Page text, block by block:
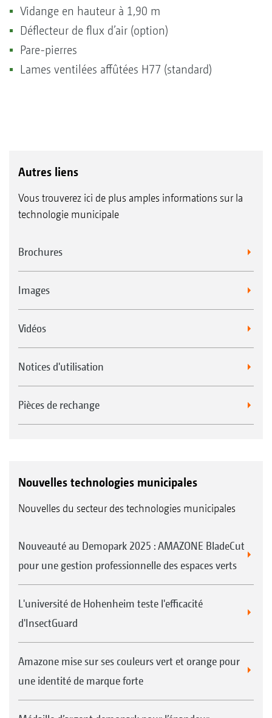
Vidange en hauteur à 1,90 m
Déflecteur de flux d’air (option)
Pare-pierres
Lames ventilées affûtées H77 (standard)
Autres liens
Vous trouverez ici de plus amples informations sur la
technologie municipale
Brochures
Images
Vidéos
Notices d'utilisation
Pièces de rechange
Nouvelles technologies municipales
Nouvelles du secteur des technologies municipales
Nouveauté au Demopark 2025 : AMAZONE BladeCut
pour une gestion professionnelle des espaces verts
L'université de Hohenheim teste l'efficacité
d'InsectGuard
Amazone mise sur ses couleurs vert et orange pour
une identité de marque forte